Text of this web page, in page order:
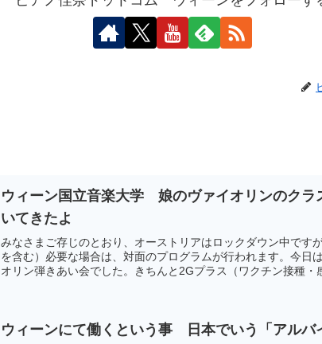
ウィーン国立音楽大学 娘のヴァイオリンのクラ
いてきたよ
みなさまご存じのとおり、オーストリアはロックダウン中です
を含む）必要な場合は、対面のプログラムが行われます。今日
オリン弾きあい会でした。きちんと2Gプラス（ワクチン接種・
ウィーンにて働くという事 日本でいう「アルバ